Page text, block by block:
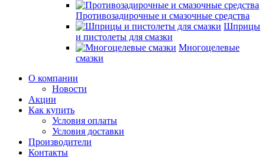
Противозадирочные и смазочные средства
Шприцы
и пистолеты для смазки
Многоцелевые
смазки
О компании
Новости
Акции
Как купить
Условия оплаты
Условия доставки
Производители
Контакты